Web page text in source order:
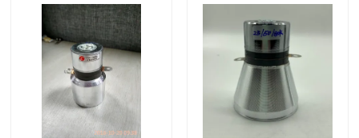
Produkte
Über uns